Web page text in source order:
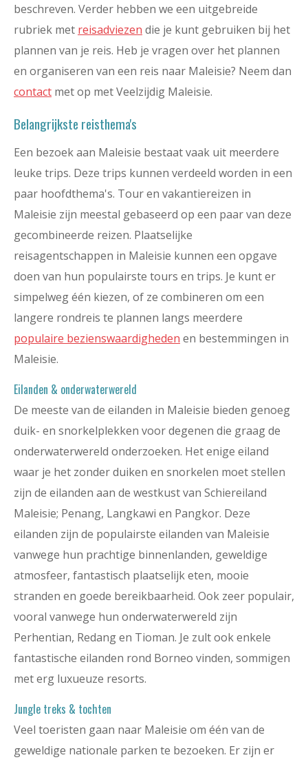
beschreven. Verder hebben we een uitgebreide
rubriek met reisadviezen die je kunt gebruiken bij het
plannen van je reis. Heb je vragen over het plannen
en organiseren van een reis naar Maleisie? Neem dan
contact met op met Veelzijdig Maleisie.
Belangrijkste reisthema's
Een bezoek aan Maleisie bestaat vaak uit meerdere
leuke trips. Deze trips kunnen verdeeld worden in een
paar hoofdthema's. Tour en vakantiereizen in
Maleisie zijn meestal gebaseerd op een paar van deze
gecombineerde reizen. Plaatselijke
reisagentschappen in Maleisie kunnen een opgave
doen van hun populairste tours en trips. Je kunt er
simpelweg één kiezen, of ze combineren om een
langere rondreis te plannen langs meerdere
populaire bezienswaardigheden en bestemmingen in
Maleisie.
Eilanden & onderwaterwereld
De meeste van de eilanden in Maleisie bieden genoeg
duik- en snorkelplekken voor degenen die graag de
onderwaterwereld onderzoeken. Het enige eiland
waar je het zonder duiken en snorkelen moet stellen
zijn de eilanden aan de westkust van Schiereiland
Maleisie; Penang, Langkawi en Pangkor. Deze
eilanden zijn de populairste eilanden van Maleisie
vanwege hun prachtige binnenlanden, geweldige
atmosfeer, fantastisch plaatselijk eten, mooie
stranden en goede bereikbaarheid. Ook zeer populair,
vooral vanwege hun onderwaterwereld zijn
Perhentian, Redang en Tioman. Je zult ook enkele
fantastische eilanden rond Borneo vinden, sommigen
met erg luxueuze resorts.
Jungle treks & tochten
Veel toeristen gaan naar Maleisie om één van de
geweldige nationale parken te bezoeken. Er zijn er